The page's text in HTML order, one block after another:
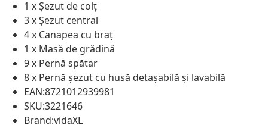
1 x Șezut de colț
3 x Șezut central
4 x Canapea cu braț
1 x Masă de grădină
9 x Pernă spătar
8 x Pernă șezut cu husă detașabilă și lavabilă
EAN:8721012939981
SKU:3221646
Brand:vidaXL